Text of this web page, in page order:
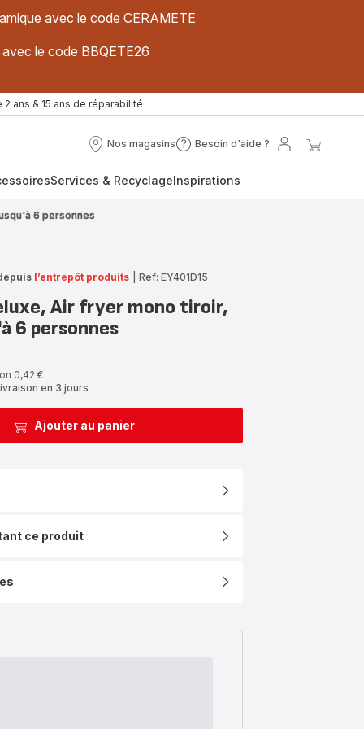
avec le code CERAMETE
le code BBQETE26
2 ans & 15 ans de réparabilité
Nos magasins
Nos
Besoin d'aide ?
Besoin
?
Mon
Services & RecyclageInspirations
6 personnes
l’entrepôt produits Ref: EY401D15
Air fryer mono tiroir,
6 personnes
0,42 €
en 3 jours
Ajouter au panier
ce produit